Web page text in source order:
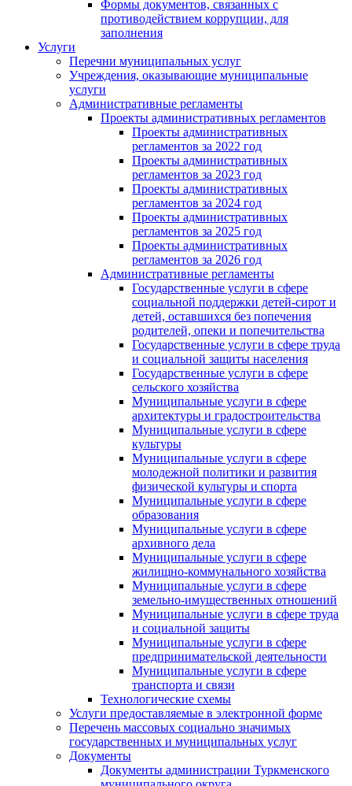
Формы документов, связанных с
противодействием коррупции, для
заполнения
Услуги
Перечни муниципальных услуг
Учреждения, оказывающие муниципальные
услуги
Административные регламенты
Проекты административных регламентов
Проекты административных
регламентов за 2022 год
Проекты административных
регламентов за 2023 год
Проекты административных
регламентов за 2024 год
Проекты административных
регламентов за 2025 год
Проекты административных
регламентов за 2026 год
Административные регламенты
Государственные услуги в сфере
социальной поддержки детей-сирот и
детей, оставшихся без попечения
родителей, опеки и попечительства
Государственные услуги в сфере труда
и социальной защиты населения
Государственные услуги в сфере
сельского хозяйства
Муниципальные услуги в сфере
архитектуры и градостроительства
Муниципальные услуги в сфере
культуры
Муниципальные услуги в сфере
молодежной политики и развития
физической культуры и спорта
Муниципальные услуги в сфере
образования
Муниципальные услуги в сфере
архивного дела
Муниципальные услуги в сфере
жилищно-коммунального хозяйства
Муниципальные услуги в сфере
земельно-имущественных отношений
Муниципальные услуги в сфере труда
и социальной защиты
Муниципальные услуги в сфере
предпринимательской деятельности
Муниципальные услуги в сфере
транспорта и связи
Технологические схемы
Услуги предоставляемые в электронной форме
Перечень массовых социально значимых
государственных и муниципальных услуг
Документы
Документы администрации Туркменского